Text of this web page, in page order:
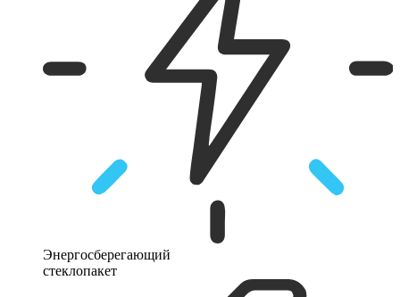
Энергосберегающий
стеклопакет